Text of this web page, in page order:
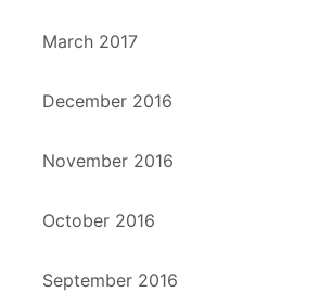
March 2017
December 2016
November 2016
October 2016
September 2016